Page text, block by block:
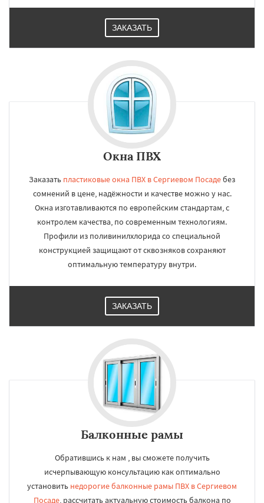
ЗАКАЗАТЬ
Окна ПВХ
Заказать пластиковые окна ПВХ в Сергиевом Посадебез
сомнений в цене, надёжности и качестве можно у нас.
Окна изготавливаются по европейским стандартам, с
контролем качества, по современным технологиям.
Профили из поливинилхлорида со специальной
конструкцией защищают от сквозняков сохраняют
оптимальную температуру внутри.
ЗАКАЗАТЬ
Балконные рамы
Обратившись к нам , вы сможете получить
исчерпывающую консультацию как оптимально
установить недорогие балконные рамы ПВХ в Сергиевом
Посаде, рассчитать актуальную стоимость балкона по